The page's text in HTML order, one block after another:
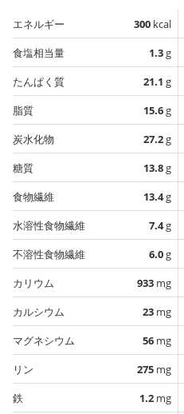
エネルギー 300 kcal
食塩相当量
1.3g
たんぱく質
21.1 g
脂質
15.6g
炭水化物
27.2g
糖質
13.8g
食物繊維
13.4g
水溶性食物繊維
7.4g
不溶性食物繊維
6.0g
カリウム
933 mg
カルシウム
23 mg
マグネシウム
56 mg
リン
275 mg
鉄
1.2 mg